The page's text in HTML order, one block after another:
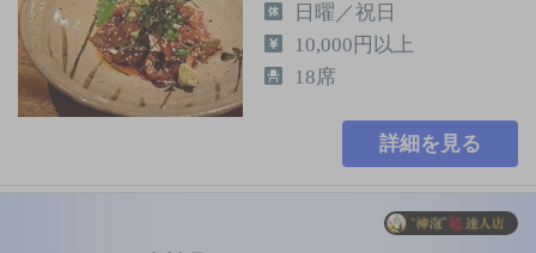
日曜／祝日
10,000円以上
18席
詳細を見る